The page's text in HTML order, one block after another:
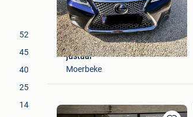
52
45
40
25
14
justaar
Moerbeke